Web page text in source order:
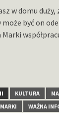
w domu
może być on
KULTURA
MARKI WAŻNA